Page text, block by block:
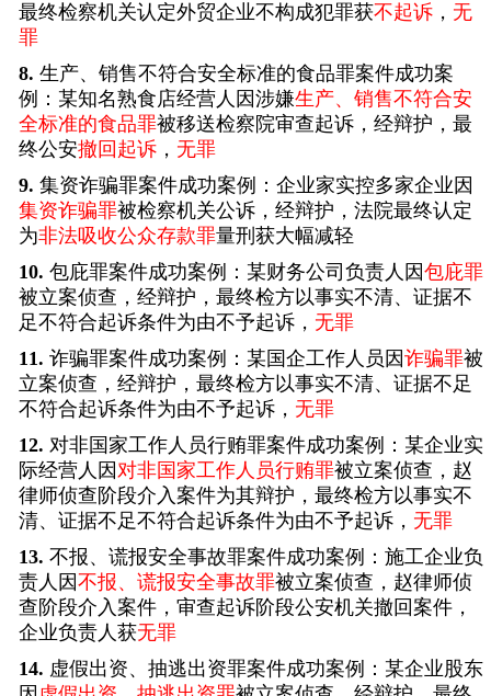
最终检察机关认定外贸企业不构成犯罪获不起诉 ， 无
罪
8. 生产、销售不符合安全标准的食品罪案件成功案
例：某知名熟食店经营人因涉嫌生产、销售不符合安
全标准的食品罪被移送检察院审查起诉，经辩护，最
终公安撤回起诉 ， 无罪
9. 集资诈骗罪案件成功案例：企业家实控多家企业因
集资诈骗罪被检察机关公诉，经辩护，法院最终认定
为非法吸收公众存款罪量刑获大幅减轻
10. 包庇罪案件成功案例：某财务公司负责人因包庇罪
被立案侦查，经辩护，最终检方以事实不清、证据不
足不符合起诉条件为由不予起诉， 无罪
11. 诈骗罪案件成功案例：某国企工作人员因诈骗罪被
立案侦查，经辩护，最终检方以事实不清、证据不足
不符合起诉条件为由不予起诉， 无罪
12. 对非国家工作人员行贿罪案件成功案例：某企业实
际经营人因对非国家工作人员行贿罪被立案侦查，赵
律师侦查阶段介入案件为其辩护，最终检方以事实不
清、证据不足不符合起诉条件为由不予起诉， 无罪
13. 不报、谎报安全事故罪案件成功案例：施工企业负
责人因不报、谎报安全事故罪被立案侦查，赵律师侦
查阶段介入案件，审查起诉阶段公安机关撤回案件，
企业负责人获无罪
14. 虚假出资、抽逃出资罪案件成功案例：某企业股东